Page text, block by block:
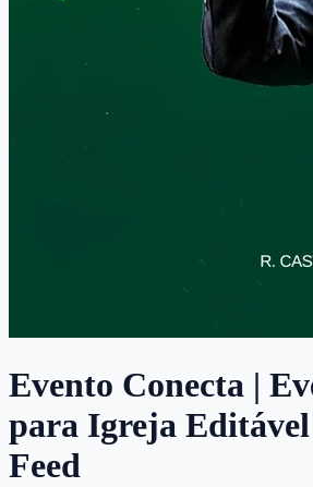
Evento Conecta |
para Igreja
Feed